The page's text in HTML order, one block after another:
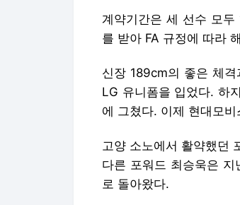
계약기간은 세 선수 모
를 받아 FA 규정에 따라
신장 189cm의 좋은 체
LG 유니폼을 입었다. 하
에 그쳤다. 이제 현대모
고양 소노에서 활약했던
다른 포워드 최승욱은
로 돌아왔다.